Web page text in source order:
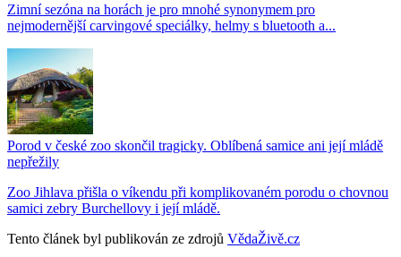
Zimní sezóna na horách je pro mnohé synonymem pro
nejmodernější carvingové speciálky, helmy s bluetooth a...
Porod v české zoo skončil tragicky. Oblíbená samice ani její mládě
nepřežily
Zoo Jihlava přišla o víkendu při komplikovaném porodu o chovnou
samici zebry Burchellovy i její mládě.
Tento článek byl publikován ze zdrojů VědaŽivě.cz